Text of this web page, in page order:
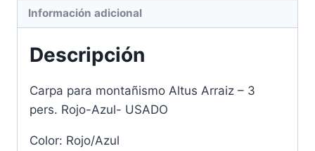
Información adicional
Descripción
Carpa para montañismo Altus Arraiz – 3
pers. Rojo-Azul- USADO
Color: Rojo/Azul